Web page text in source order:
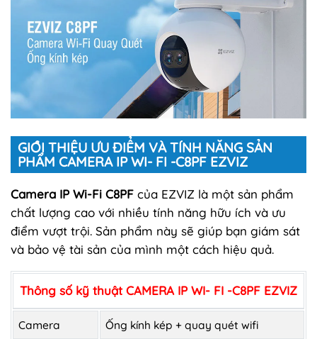
GIỚI THIỆU ƯU ĐIỂM VÀ TÍNH NĂNG SẢN
PHẨM CAMERA IP WI- FI -C8PF EZVIZ
Camera IP Wi-Fi C8PF của EZVIZ là một sản phẩm
chất lượng cao với nhiều tính năng hữu ích và ưu
điểm vượt trội. Sản phẩm này sẽ giúp bạn giám sát
và bảo vệ tài sản của mình một cách hiệu quả.
Thông số kỹ thuật CAMERA IP WI- FI -C8PF EZVIZ
Camera Ống kính kép + quay quét wifi